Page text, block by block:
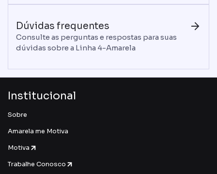
Dúvidas frequentes
Consulte as perguntas e respostas para suas
dúvidas sobre a Linha 4-Amarela
Institucional
Sobre
Amarela me Motiva
Motiva
Trabalhe Conosco